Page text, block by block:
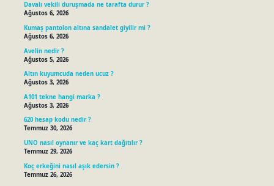
Davalı vekili duruşmada ne tarafta durur ?
Ağustos 6, 2026
Kumaş pantolon altına sandalet giyilir mi ?
Ağustos 6, 2026
Avelin nedir ?
Ağustos 5, 2026
Altın kuyumcuda neden ucuz ?
Ağustos 3, 2026
A101 tekne hangi marka ?
Ağustos 3, 2026
620 hesap kodu nedir ?
Temmuz 30, 2026
UNO nasıl oynanır ve kaç kart dağıtılır ?
Temmuz 29, 2026
Koç erkeğini nasıl aşık edersin ?
Temmuz 26, 2026